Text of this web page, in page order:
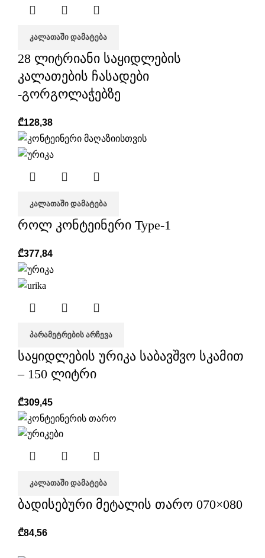
ᲙᲐᲚᲐᲗᲐᲨᲘ ᲓᲐᲛᲐᲢᲔᲑᲐ
28 ლიტრიანი საყიდლების
კალათების ჩასადები
-გორგოლაჭებზე
₾128,38
ᲙᲐᲚᲐᲗᲐᲨᲘ ᲓᲐᲛᲐᲢᲔᲑᲐ
როლ კონტეინერი Type-1
₾377,84
ᲞᲐᲠᲐᲛᲔᲢᲠᲔᲑᲘᲡ ᲐᲠᲩᲔᲕᲐ
საყიდლების ურიკა საბავშვო სკამით
– 150 ლიტრი
₾309,45
ᲙᲐᲚᲐᲗᲐᲨᲘ ᲓᲐᲛᲐᲢᲔᲑᲐ
ბადისებური მეტალის თარო 070×080
₾84,56